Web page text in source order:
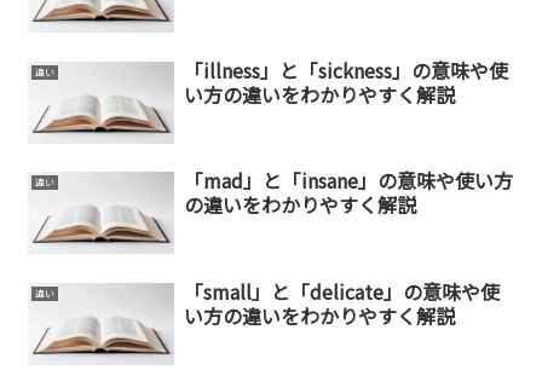
違い
「illness」と「sickness」の意味や使
い方の違いをわかりやすく解説
違い
「mad」と「insane」の意味や使い方
の違いをわかりやすく解説
違い
「small」と「delicate」の意味や使
い方の違いをわかりやすく解説